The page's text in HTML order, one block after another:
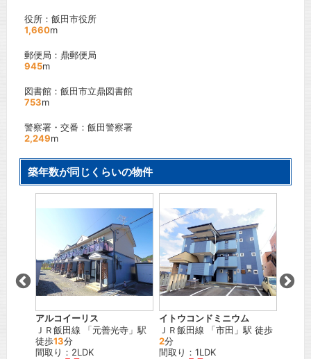
役所：飯田市役所
1,660m
郵便局：鼎郵便局
945m
図書館：飯田市立鼎図書館
753m
警察署・交番：飯田警察署
2,249m
築年数が同じくらいの物件
アルコイーリス
ＪＲ飯田線 「元善光寺 」駅
徒歩13分
間取り：2LDK
イトウコンドミニウム
ＪＲ飯田線 「市田 」駅 徒歩
2分
間取り：1LDK